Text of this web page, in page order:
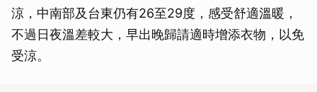
涼，中南部及台東仍有26至29度，感受舒適溫暖，
不過日夜溫差較大，早出晚歸請適時增添衣物，以免
受涼。